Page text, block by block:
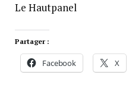
Le Hautpanel
Partager :
Facebook X